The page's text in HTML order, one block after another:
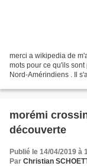
merci a wikipedia de
mots pour ce qu'ils
Nord-Amérindiens . Il
morémi
découverte
Publié le 14/04/2019 à
Par Christian